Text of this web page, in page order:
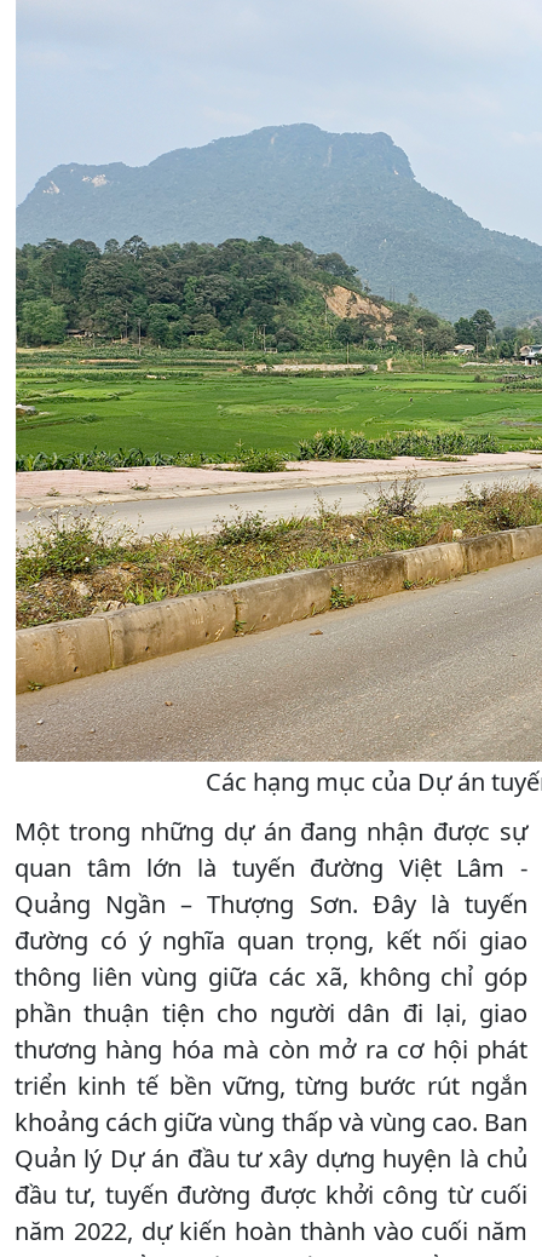
Các hạng mục của Dự án
Một trong những dự án đang nhận được sự
quan tâm lớn là tuyến đường Việt Lâm -
Quảng Ngần – Thượng Sơn. Đây là tuyến
đường có ý nghĩa quan trọng, kết nối giao
thông liên vùng giữa các xã, không chỉ góp
phần thuận tiện cho người dân đi lại, giao
thương hàng hóa mà còn mở ra cơ hội phát
triển kinh tế bền vững, từng bước rút ngắn
khoảng cách giữa vùng thấp và vùng cao. Ban
Quản lý Dự án đầu tư xây dựng huyện là chủ
đầu tư, tuyến đường được khởi công từ cuối
năm 2022, dự kiến hoàn thành vào cuối năm